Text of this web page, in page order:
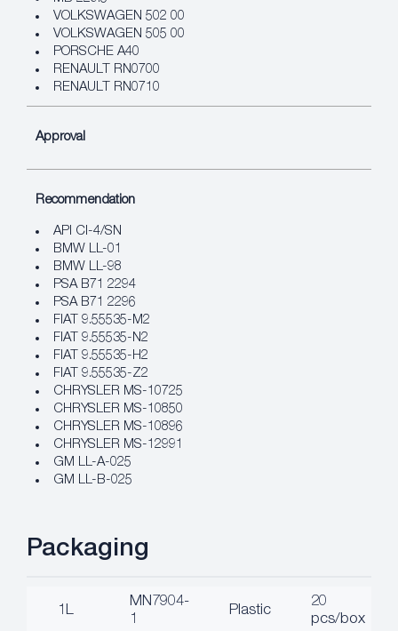
VOLKSWAGEN 502 00
VOLKSWAGEN 505 00
PORSCHE A40
RENAULT RN0700
RENAULT RN0710
Approval
Recommendation
API CI-4/SN
BMW LL-01
BMW LL-98
PSA B71 2294
PSA B71 2296
FIAT 9.55535-M2
FIAT 9.55535-N2
FIAT 9.55535-H2
FIAT 9.55535-Z2
CHRYSLER MS-10725
CHRYSLER MS-10850
CHRYSLER MS-10896
CHRYSLER MS-12991
GM LL-A-025
GM LL-B-025
Packaging
1L
MN7904-
1
Plastic
20
pcs/box